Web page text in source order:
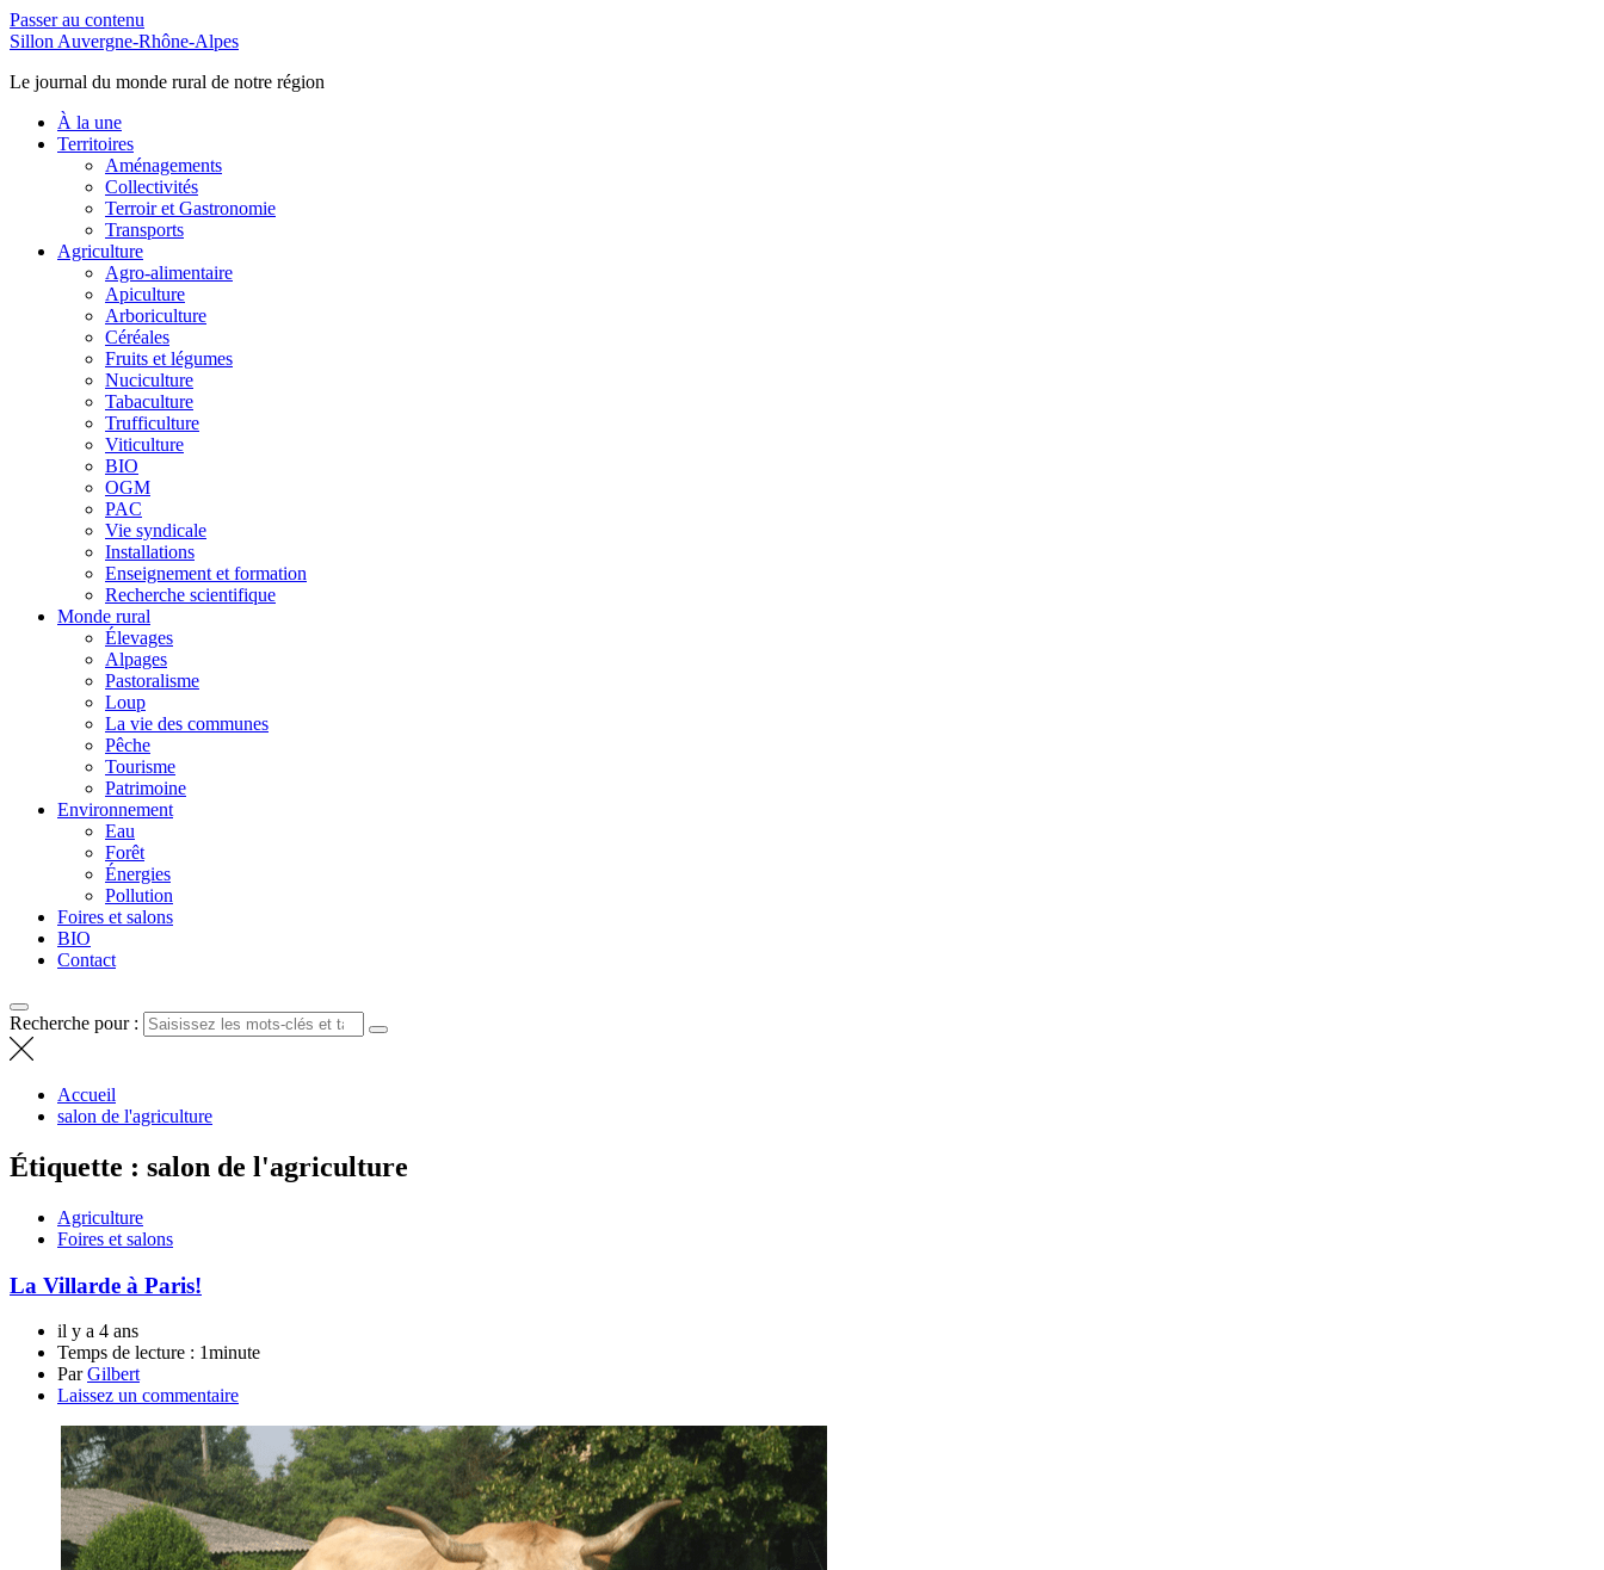
Passer au contenu
Sillon Auvergne-Rhône-Alpes
Le journal du monde rural de notre région
À la une
Territoires
Aménagements
Collectivités
Terroir et Gastronomie
Transports
Agriculture
Agro-alimentaire
Apiculture
Arboriculture
Céréales
Fruits et légumes
Nuciculture
Tabaculture
Trufficulture
Viticulture
BIO
OGM
PAC
Vie syndicale
Installations
Enseignement et formation
Recherche scientifique
Monde rural
Élevages
Alpages
Pastoralisme
Loup
La vie des communes
Pêche
Tourisme
Patrimoine
Environnement
Eau
Forêt
Énergies
Pollution
Foires et salons
BIO
Contact
Recherche pour :
Accueil
salon de l'agriculture
Étiquette : salon de l'agriculture
Agriculture
Foires et salons
La Villarde à Paris!
il y a 4 ans
Temps de lecture : 1minute
ParGilbert
Laissez un commentaire